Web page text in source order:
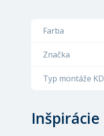
Farba
Značka
Typ montáže KD
Inšpirácie